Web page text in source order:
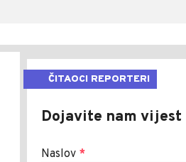
ČITAOCI REPORTERI
Dojavite nam vijest
Naslov *